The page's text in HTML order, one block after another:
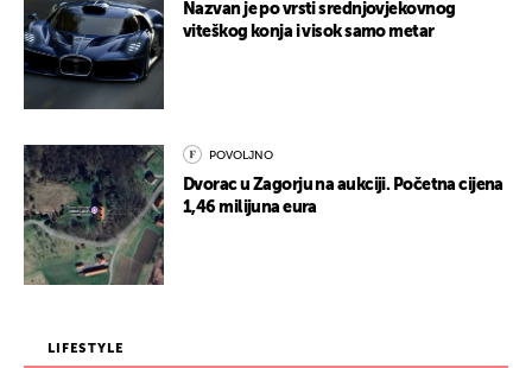
Nazvan je po vrsti srednjovjekovnog
viteškog konja i visok samo metar
POVOLJNO
Dvorac u Zagorju na aukciji. Početna cijena
1,46 milijuna eura
LIFESTYLE